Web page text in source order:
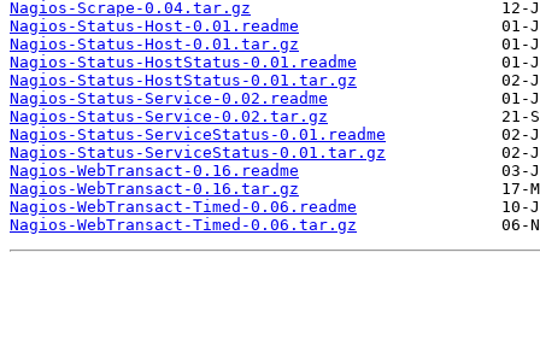
Nagios-Scrape-0.04.tar.gz
Nagios-Status-Host-0.01.readme
Nagios-Status-Host-0.01.tar.gz
Nagios-Status-HostStatus-0.01.readme
Nagios-Status-HostStatus-0.01.tar.gz
Nagios-Status-Service-0.02.readme
Nagios-Status-Service-0.02.tar.gz
Nagios-Status-ServiceStatus-0.01.readme
Nagios-Status-ServiceStatus-0.01.tar.gz
Nagios-WebTransact-0.16.readme
Nagios-WebTransact-0.16.tar.gz
Nagios-WebTransact-Timed-0.06.readme
Nagios-WebTransact-Timed-0.06.tar.gz